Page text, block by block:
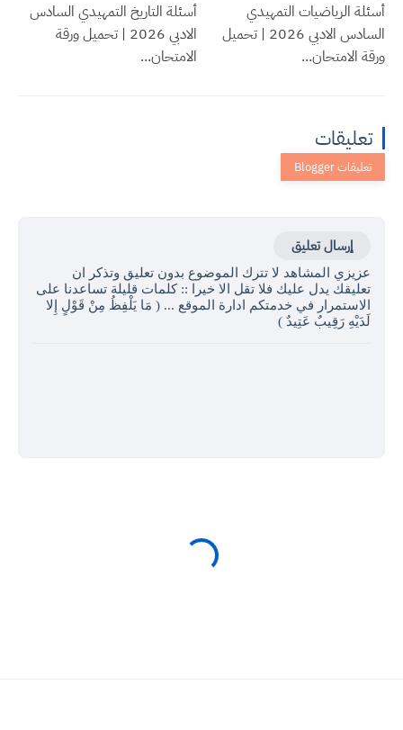
أسئلة الرياضيات التمهيدي
السادس الادبي 2026 | تحميل
ورقة الامتحان...
أسئلة التاريخ التمهيدي السادس
الادبي 2026 | تحميل ورقة
الامتحان...
تعليقات
إرسال تعليق
عزيزي المشاهد لا تترك الموضوع بدون تعليق وتذكر ان
تعليقك يدل عليك فلا تقل الا خيرا :: كلمات قليلة تساعدنا على
الاستمرار في خدمتكم ادارة الموقع ... ( مَا يَلْفِظُ مِنْ قَوْلٍ إِلا
لَدَيْهِ رَقِيبٌ عَتِيدٌ )